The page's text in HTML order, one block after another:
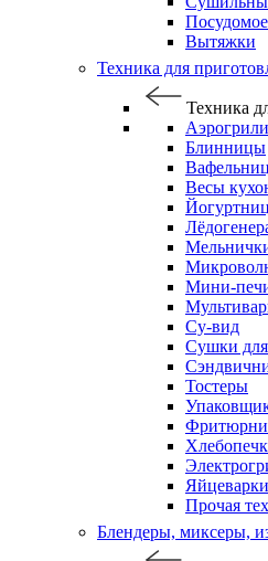
Вытяжки
Техника для
Техника
Аэрогрили
Блинницы
Весы
Мини-
Су-вид
Сушки
Тостеры
Яйцеварки
Прочая
Блендеры, миксеры,